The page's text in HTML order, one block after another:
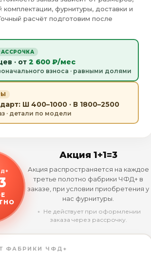
комплектации, фурнитуры, доставки и
расчёт подготовим после
· от 2 600 ₽/мес
взноса · равными долями
Ш 400–1000 · В 1800–2500
· детали по модели
Акция 1+1=3
Акция распространяется на каждое
третье полотно фабрики ЧФД+ в
заказе, при условии приобретения у
нас фурнитуры.
﹡ Не действует при оформлении
заказа через рассрочку.
ФАБРИКИ ЧФД+